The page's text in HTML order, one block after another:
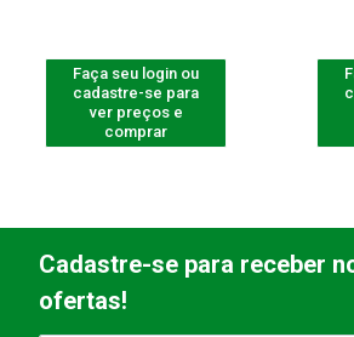
Faça seu login ou
cadastre-se para
ver preços e
comprar
Cadastre-se para receber
ofertas!